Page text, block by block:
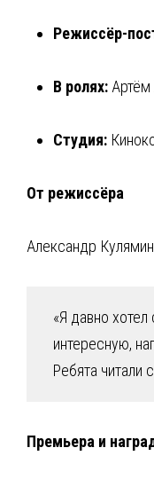
Режиссёр-
В ролях:
Студия:
От режиссёра
Александр
«Я давно
интересную,
Ребята читали
Премьера и